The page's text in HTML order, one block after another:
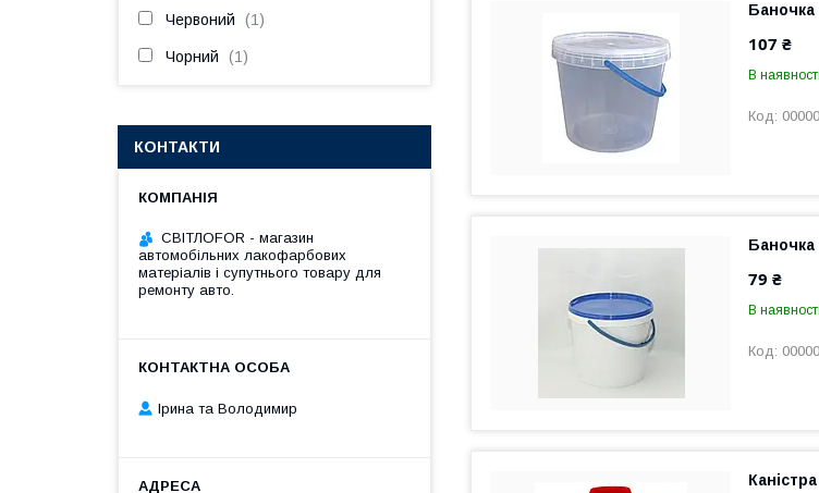
Баночка
107 ₴
В наявності
Баночка
79 ₴
В наявності
Червоний 1
Чорний 1
КОНТАКТИ
СВІТЛОFOR - магазин
автомобільних лакофарбових
матеріалів і супутнього товару для
ремонту авто.
Ірина та Володимир